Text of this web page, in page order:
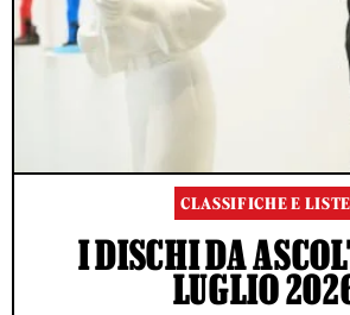
CLASSIFICHE E LISTE
I DISCHI DA
LUGLIO